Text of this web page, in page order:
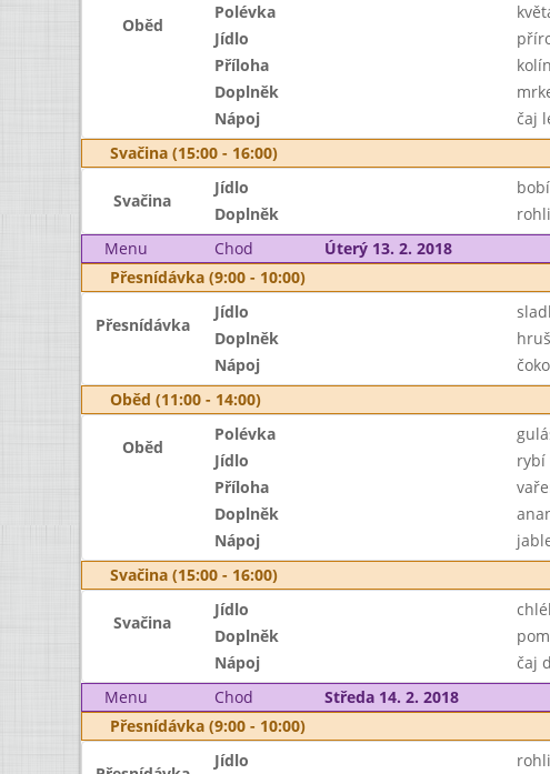
Oběd
Polévka
Jídlo
Příloha
Doplněk
Nápoj
čaj
Svačina (15:00 - 16:00)
Svačina
Jídlo
Doplněk
Menu
Chod Úterý 13. 2. 2018
Přesnídávka (9:00 - 10:00)
Přesnídávka
Jídlo
Doplněk
Nápoj
Oběd (11:00 - 14:00)
Oběd
Polévka
Jídlo
rybí
Příloha
Doplněk
Nápoj
Svačina (15:00 - 16:00)
Svačina
Jídlo
Doplněk
Nápoj
čaj
Menu
Chod Středa 14. 2. 2018
Přesnídávka (9:00 - 10:00)
Jídlo